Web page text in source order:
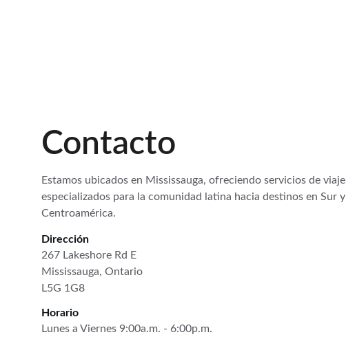
Contacto
Estamos ubicados en Mississauga, ofreciendo servicios de viaje
especializados para la comunidad latina hacia destinos en Sur y
Centroamérica.
Dirección
267 Lakeshore Rd E
Mississauga, Ontario
L5G 1G8
Horario
Lunes a Viernes 9:00a.m. - 6:00p.m.